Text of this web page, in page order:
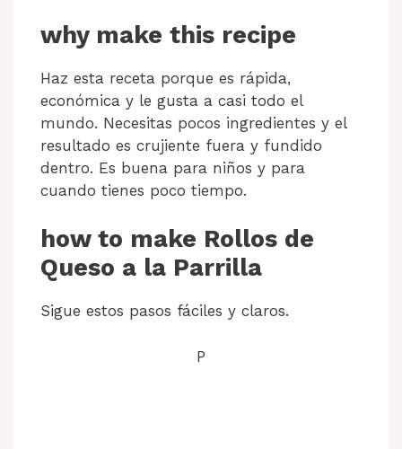
why make this recipe
Haz esta receta porque es rápida,
económica y le gusta a casi todo el
mundo. Necesitas pocos ingredientes y el
resultado es crujiente fuera y fundido
dentro. Es buena para niños y para
cuando tienes poco tiempo.
how to make Rollos de
Queso a la Parrilla
Sigue estos pasos fáciles y claros.
P